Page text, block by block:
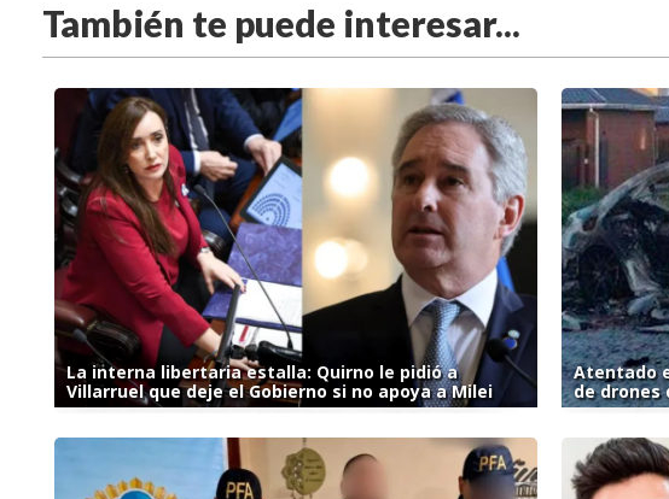
También te puede interesar...
La interna libertaria estalla: Quirno le pidió a
Villarruel que deje el Gobierno si no apoya a Milei
Atentado
de drones